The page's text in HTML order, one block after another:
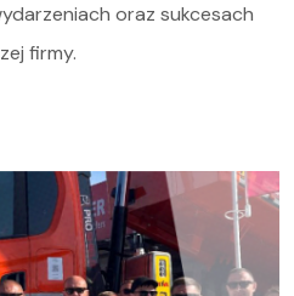
oraz sukcesach
firmy.